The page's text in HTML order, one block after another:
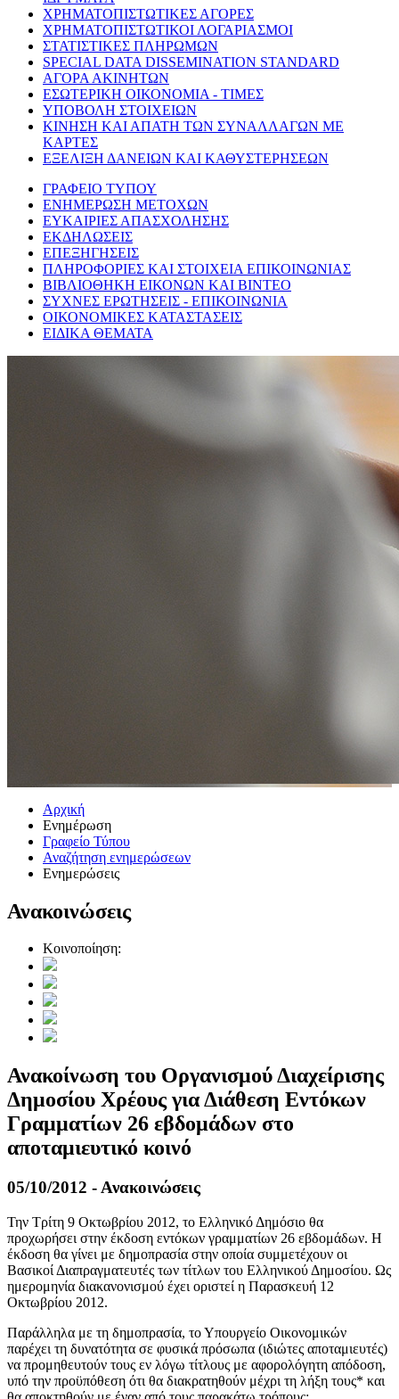
ΧΡΗΜΑΤΟΠΙΣΤΩΤΙΚΕΣ ΑΓΟΡΕΣ
ΧΡΗΜΑΤΟΠΙΣΤΩΤΙΚΟΙ ΛΟΓΑΡΙΑΣΜΟΙ
ΣΤΑΤΙΣΤΙΚΕΣ ΠΛΗΡΩΜΩΝ
SPECIAL DATA DISSEMINATION STANDARD
ΑΓΟΡΑ ΑΚΙΝΗΤΩΝ
ΕΣΩΤΕΡΙΚΗ ΟΙΚΟΝΟΜΙΑ - ΤΙΜΕΣ
ΥΠΟΒΟΛΗ ΣΤΟΙΧΕΙΩΝ
ΚΙΝΗΣΗ ΚΑΙ ΑΠΑΤΗ ΤΩΝ ΣΥΝΑΛΛΑΓΩΝ ΜΕ
ΚΑΡΤΕΣ
ΕΞΕΛΙΞΗ ΔΑΝΕΙΩΝ ΚΑΙ ΚΑΘΥΣΤΕΡΗΣΕΩΝ
ΓΡΑΦΕΙΟ ΤΥΠΟΥ
ΕΝΗΜΕΡΩΣΗ ΜΕΤΟΧΩΝ
ΕΥΚΑΙΡΙΕΣ ΑΠΑΣΧΟΛΗΣΗΣ
ΕΚΔΗΛΩΣΕΙΣ
ΕΠΕΞΗΓΗΣΕΙΣ
ΠΛΗΡΟΦΟΡΙΕΣ ΚΑΙ ΣΤΟΙΧΕΙΑ ΕΠΙΚΟΙΝΩΝΙΑΣ
ΒΙΒΛΙΟΘΗΚΗ ΕΙΚΟΝΩΝ ΚΑΙ ΒΙΝΤΕΟ
ΣΥΧΝΕΣ ΕΡΩΤΗΣΕΙΣ - ΕΠΙΚΟΙΝΩΝΙΑ
ΟΙΚΟΝΟΜΙΚΕΣ ΚΑΤΑΣΤΑΣΕΙΣ
ΕΙΔΙΚΑ ΘΕΜΑΤΑ
Αρχική
Ενημέρωση
Γραφείο Τύπου
Αναζήτηση ενημερώσεων
Ενημερώσεις
Ανακοινώσεις
Κοινοποίηση:
Ανακοίνωση του Οργανισμού Διαχείρισης
Δημοσίου Χρέους για Διάθεση Εντόκων
Γραμματίων 26 εβδομάδων στο
αποταμιευτικό κοινό
05/10/2012 - Ανακοινώσεις
Την Τρίτη 9 Οκτωβρίου 2012, το Ελληνικό Δημόσιο θα
προχωρήσει στην έκδοση εντόκων γραμματίων 26 εβδομάδων. Η
έκδοση θα γίνει με δημοπρασία στην οποία συμμετέχουν οι
Βασικοί Διαπραγματευτές των τίτλων του Ελληνικού Δημοσίου. Ως
ημερομηνία διακανονισμού έχει οριστεί η Παρασκευή 12
Οκτωβρίου 2012.
Παράλληλα με τη δημοπρασία, το Υπουργείο Οικονομικών
παρέχει τη δυνατότητα σε φυσικά πρόσωπα (ιδιώτες αποταμιευτές)
να προμηθευτούν τους εν λόγω τίτλους με αφορολόγητη απόδοση,
υπό την προϋπόθεση ότι θα διακρατηθούν μέχρι τη λήξη τους* και